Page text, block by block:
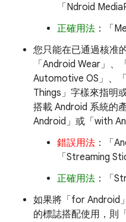
「Ndroid
正確用法 ：「
您只能在已通過核准
「Android Wear」
Automotive OS」、
Things」字樣來指明
搭載 Android 系統的
Android」或「with
錯誤用法 ：「
「Streaming
正確用法 ：「
如果將「for Android
的標誌搭配使用，則